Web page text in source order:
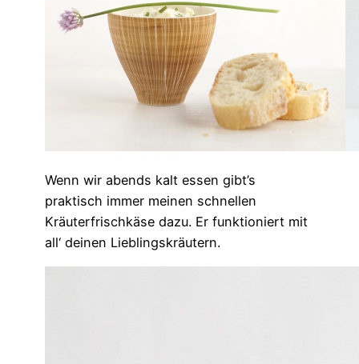
Wenn wir abends kalt essen gibt’s
praktisch immer meinen schnellen
Kräuterfrischkäse dazu. Er funktioniert mit
all‘ deinen Lieblingskräutern.